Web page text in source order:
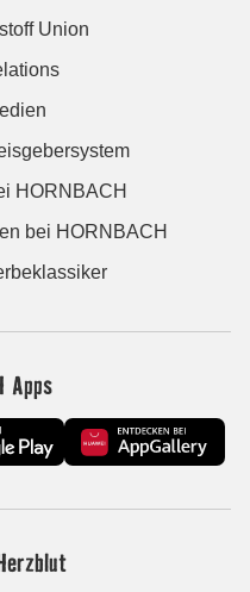
Union
HORNBACH
bei HORNBACH
Apps